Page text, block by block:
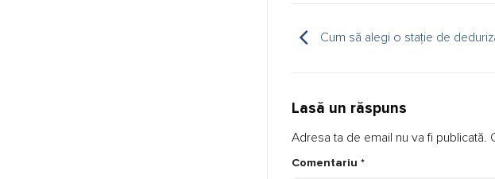
Cum să alegi o stație de
Lasă un răspuns
Adresa ta de email nu va fi publicată.
Comentariu *